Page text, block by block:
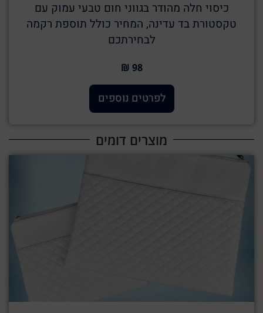
כיסוי חלה מהודר בגווני חום טבעי עמוק עם
טקסטורת בד עדינה, המחיר כולל תוספת רקמה
לבחירתכם
98 ₪
לפרטים נוספים
מוצרים דומים